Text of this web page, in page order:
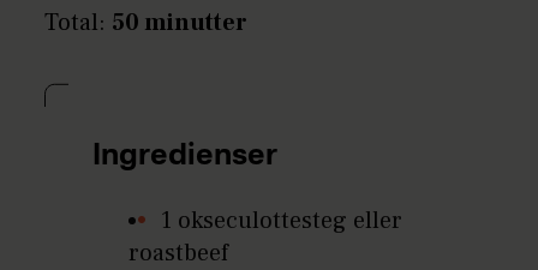
Total: 50 minutter
Ingredienser
1 okseculottesteg eller
roastbeef